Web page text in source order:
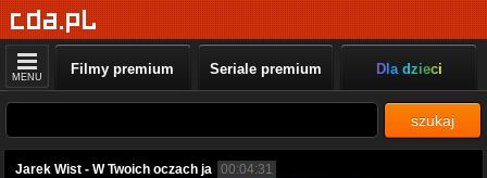
MENU Filmy premium Seriale premium Dla dzieci
szukaj
Jarek Wist - W Twoich oczach ja 00:04:31